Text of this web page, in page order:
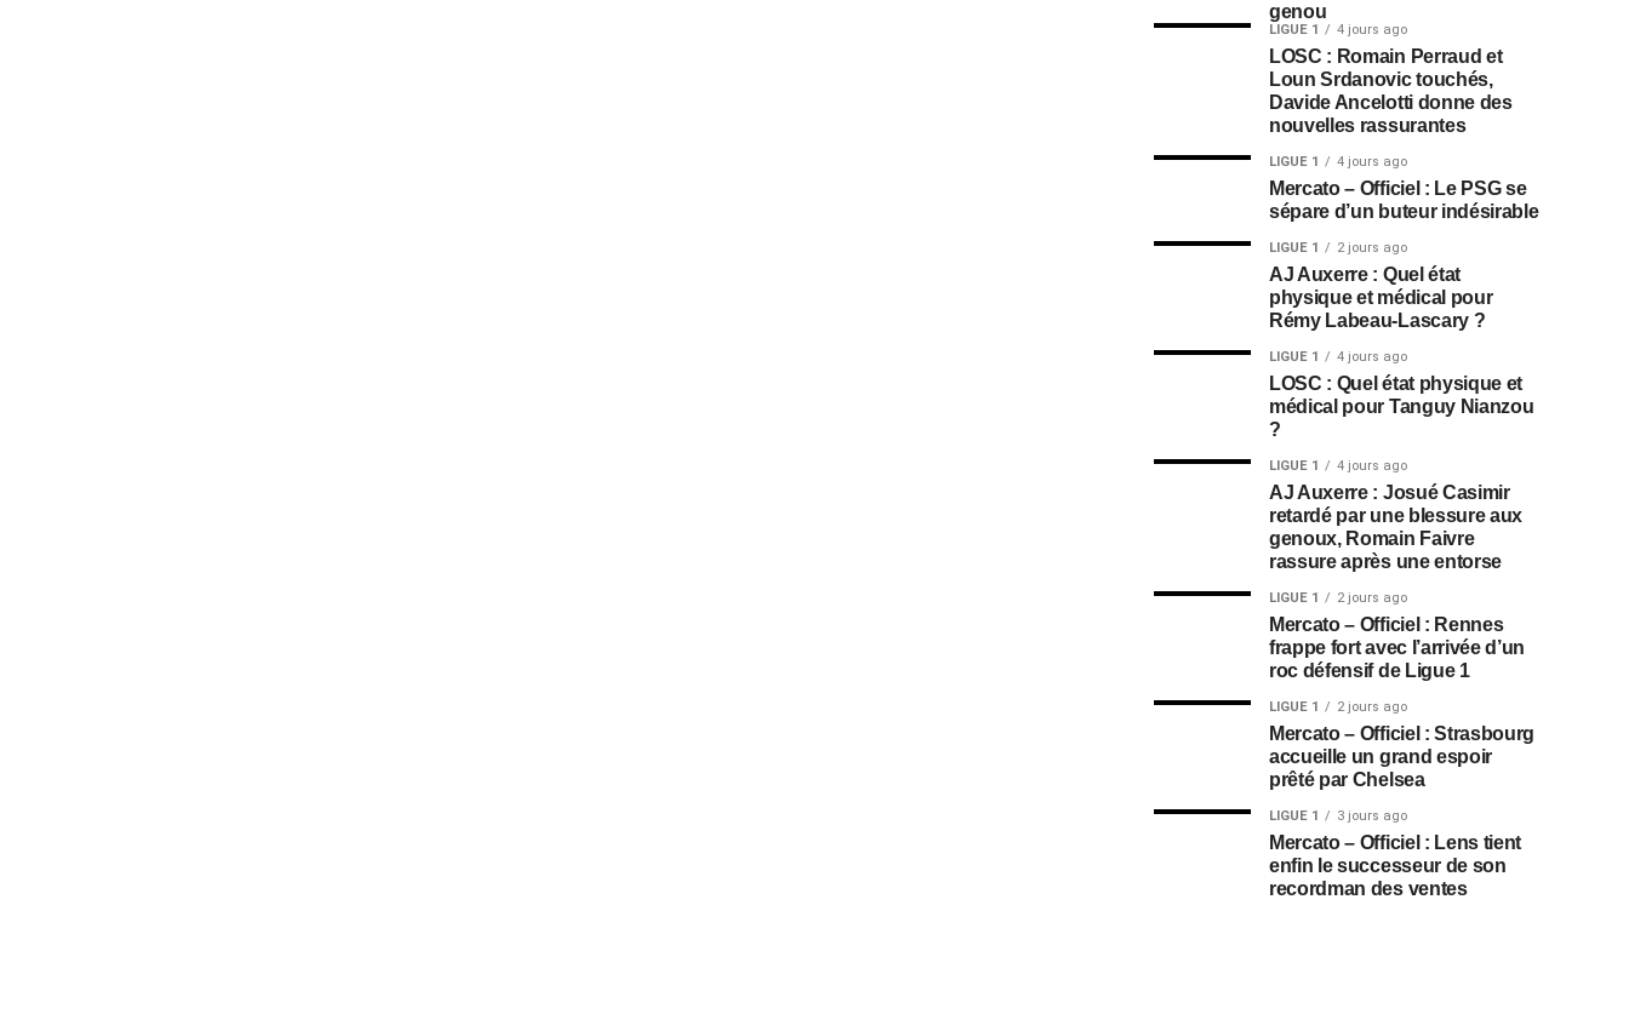
genou
LIGUE 1 4 jours ago
LOSC : Romain Perraud et
Loun Srdanovic touchés,
Davide Ancelotti donne des
nouvelles rassurantes
LIGUE 1 4 jours ago
Mercato – Officiel : Le PSG se
sépare d’un buteur indésirable
LIGUE 1 2 jours ago
AJ Auxerre : Quel état
physique et médical pour
Rémy Labeau-Lascary ?
LIGUE 1 4 jours ago
LOSC : Quel état physique et
médical pour Tanguy Nianzou
?
LIGUE 1 4 jours ago
AJ Auxerre : Josué Casimir
retardé par une blessure aux
genoux, Romain Faivre
rassure après une entorse
LIGUE 1 2 jours ago
Mercato – Officiel : Rennes
frappe fort avec l’arrivée d’un
roc défensif de Ligue 1
LIGUE 1 2 jours ago
Mercato – Officiel : Strasbourg
accueille un grand espoir
prêté par Chelsea
LIGUE 1 3 jours ago
Mercato – Officiel : Lens tient
enfin le successeur de son
recordman des ventes